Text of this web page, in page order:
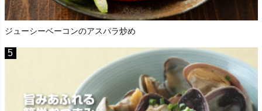
ジューシーベーコンのアスパラ炒め